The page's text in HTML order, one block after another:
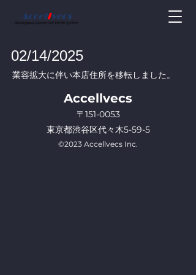
02/14/2025
業容拡大に伴い本店住所を移転しました。
Accellvecs
〒151-0053
​東京都渋谷区代々木5-59-5
©2023 Accellvecs Inc.